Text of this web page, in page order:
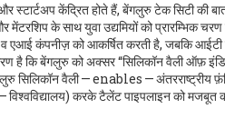
स्टार्टअप केंद्रित होते हैं, बेंगलुरु टेक सिटीकी
मेंटरशिप के साथ युवा उद्यमियों को प्रारम्भिक
एआई कंपनीज़को आकर्षित करती है, जबकिआईटी
है कि बेंगलुरु को अक्सर “सिलिकॉन वैली ऑफ़
सिलिकॉन वैली — enables — अंतरराष्ट्रीय
करके टैलेंट पाइपलाइन को मजबूत